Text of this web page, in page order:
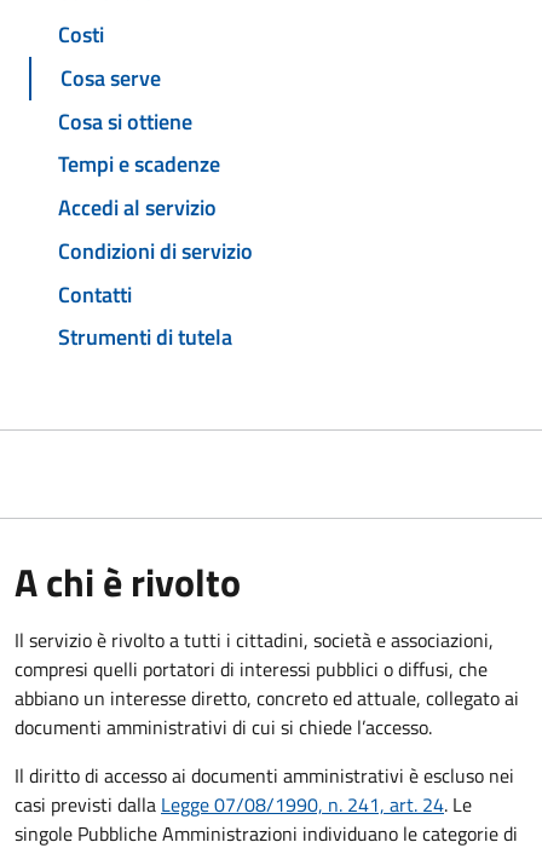
Costi
Cosa serve
Cosa si ottiene
Tempi e scadenze
Accedi al servizio
Condizioni di servizio
Contatti
Strumenti di tutela
A chi è rivolto
Il servizio è rivolto a tutti i cittadini, società e associazioni,
compresi quelli portatori di interessi pubblici o diffusi, che
abbiano un interesse diretto, concreto ed attuale, collegato ai
documenti amministrativi di cui si chiede l’accesso.
Il diritto di accesso ai documenti amministrativi è escluso nei
casi previsti dalla Legge 07/08/1990, n. 241, art. 24. Le
singole Pubbliche Amministrazioni individuano le categorie di